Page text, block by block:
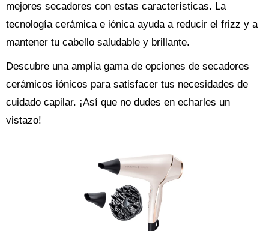
mejores secadores con estas características. La
tecnología cerámica e iónica ayuda a reducir el frizz y a
mantener tu cabello saludable y brillante.
Descubre una amplia gama de opciones de secadores
cerámicos iónicos para satisfacer tus necesidades de
cuidado capilar. ¡Así que no dudes en echarles un
vistazo!